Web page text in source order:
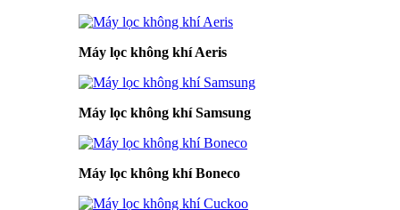
Máy lọc không khí Aeris
Máy lọc không khí Samsung
Máy lọc không khí Boneco